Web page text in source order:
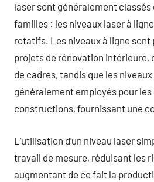
laser sont généralement classés
familles : les niveaux laser à
rotatifs. Les niveaux à ligne sont
projets de rénovation intérieure,
de cadres, tandis que les
généralement employés pour les
constructions, fournissant une
L’utilisation d’un niveau laser
travail de mesure, réduisant les
augmentant de ce fait la